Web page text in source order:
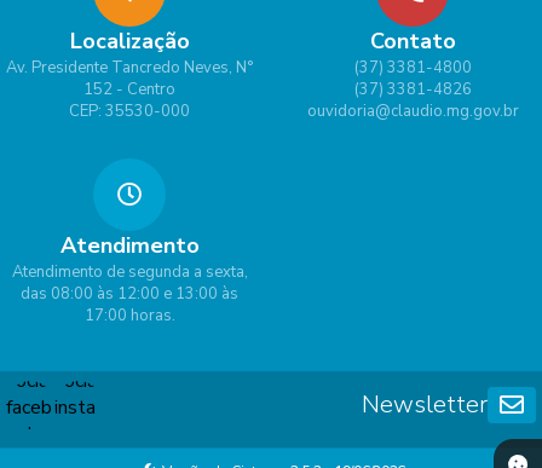
Localização
Av. Presidente Tancredo Neves, N°
152 - Centro
CEP: 35530-000
Contato
(37) 3381-4800
(37) 3381-4826
ouvidoria@claudio.mg.gov.br
Atendimento
Atendimento de segunda a sexta,
das 08:00 às 12:00 e 13:00 às
17:00 horas.
Newsletter